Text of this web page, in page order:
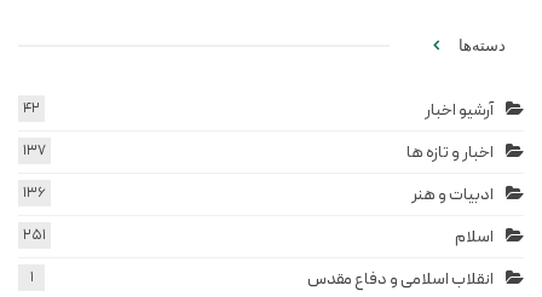
دسته‌ها
آرشیو اخبار 42
اخبار و تازه ها 137
ادبیات و هنر 136
اسلام 251
انقلاب اسلامی و دفاع مقدس 1